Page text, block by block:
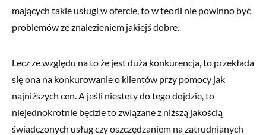
mających takie usługi w ofercie, to w teorii nie powinno być
problemów ze znalezieniem jakiejś dobre.
Lecz ze względu na to że jest duża konkurencja, to przekłada
się ona na konkurowanie o klientów przy pomocy jak
najniższych cen. A jeśli niestety do tego dojdzie, to
niejednokrotnie będzie to związane z niższą jakością
świadczonych usług czy oszczędzaniem na zatrudnianych